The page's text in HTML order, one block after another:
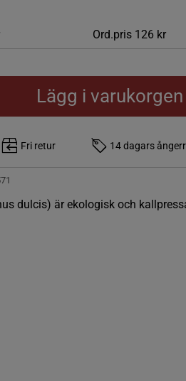
Ord.pris 126 kr
Lägg i varukorgen
Fri retur 14 dagars
dulcis) är ekologisk och